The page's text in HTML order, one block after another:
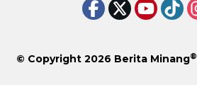
© Copyright 2026 Berita Minang®